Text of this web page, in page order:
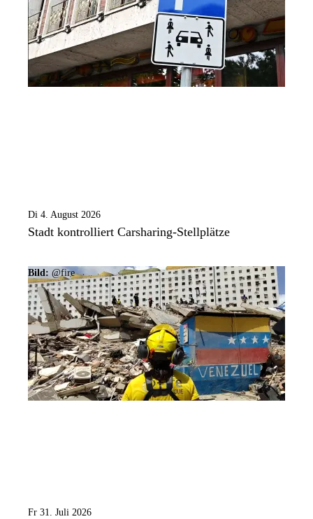
Di 4. August 2026
Stadt kontrolliert Carsharing-Stellplätze
Bild: @fire
Fr 31. Juli 2026